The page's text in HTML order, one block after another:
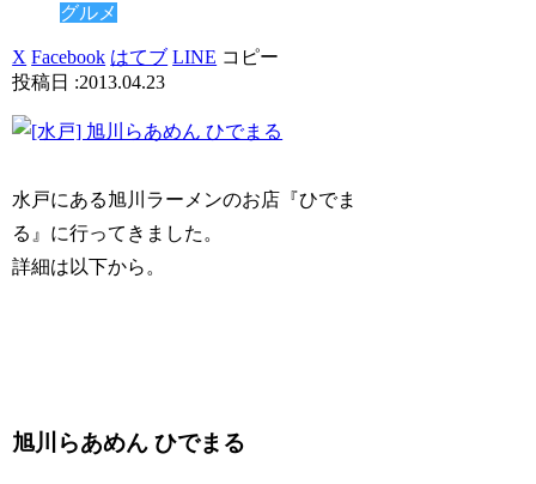
グルメ
X Facebook はてブ LINE コピー
2013.04.23
水戸にある旭川ラーメンのお店『ひでま
る』に行ってきました。
詳細は以下から。
旭川らあめん ひでまる